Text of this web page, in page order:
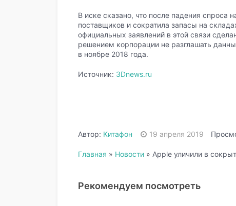
В иске сказано, что после падения спроса
поставщиков и сократила запасы на
официальных заявлений в этой связи
решением корпорации не разглашать
в ноябре 2018 года.
Источник: 3Dnews.ru
Автор: Китафон 19 апреля 2019
Главная » Новости » Apple уличили в
Рекомендуем посмотреть